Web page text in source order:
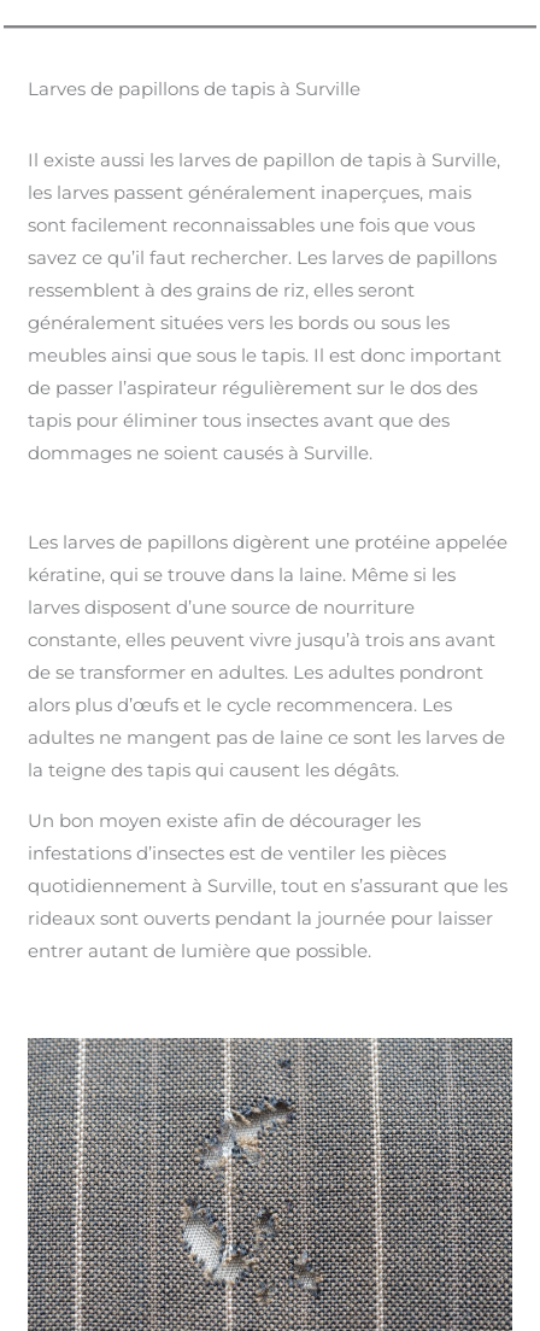
Larves de papillons de tapis à Surville
Il existe aussi les larves de papillon de tapis à Surville,
les larves passent généralement inaperçues, mais
sont facilement reconnaissables une fois que vous
savez ce qu’il faut rechercher. Les larves de papillons
ressemblent à des grains de riz, elles seront
généralement situées vers les bords ou sous les
meubles ainsi que sous le tapis. Il est donc important
de passer l’aspirateur régulièrement sur le dos des
tapis pour éliminer tous insectes avant que des
dommages ne soient causés à Surville.
Les larves de papillons digèrent une protéine appelée
kératine, qui se trouve dans la laine. Même si les
larves disposent d’une source de nourriture
constante, elles peuvent vivre jusqu’à trois ans avant
de se transformer en adultes. Les adultes pondront
alors plus d’œufs et le cycle recommencera. Les
adultes ne mangent pas de laine ce sont les larves de
la teigne des tapis qui causent les dégâts.
Un bon moyen existe afin de décourager les
infestations d’insectes est de ventiler les pièces
quotidiennement à Surville, tout en s’assurant que les
rideaux sont ouverts pendant la journée pour laisser
entrer autant de lumière que possible.